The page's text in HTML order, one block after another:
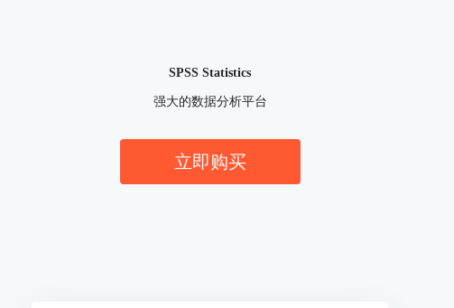
SPSS Statistics
强大的数据分析平台
立即购买